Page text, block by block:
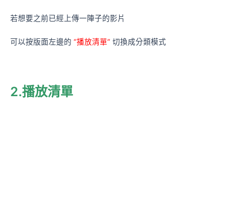
若想要之前已經上傳一陣子的影片
可以按版面左邊的 “播放清單” 切換成分類模式
2.播放清單